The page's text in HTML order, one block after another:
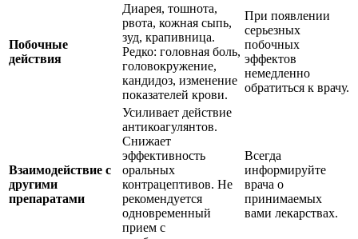
Побочные
действия
Диарея, тошнота,
рвота, кожная сыпь,
зуд, крапивница.
Редко: головная боль,
головокружение,
кандидоз, изменение
показателей крови.
При появлении
серьезных
побочных
эффектов
немедленно
обратиться к врачу.
Взаимодействие с
другими
препаратами
Усиливает действие
антикоагулянтов.
Снижает
эффективность
оральных
контрацептивов. Не
рекомендуется
одновременный
прием с
Всегда
информируйте
врача о
принимаемых
вами лекарствах.